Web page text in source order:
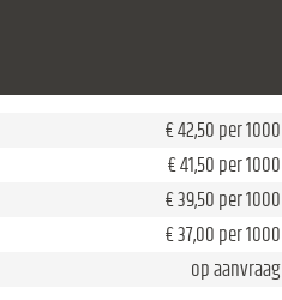
€ 42,50 per 1000
€ 41,50 per 1000
€ 39,50 per 1000
€ 37,00 per 1000
op aanvraag